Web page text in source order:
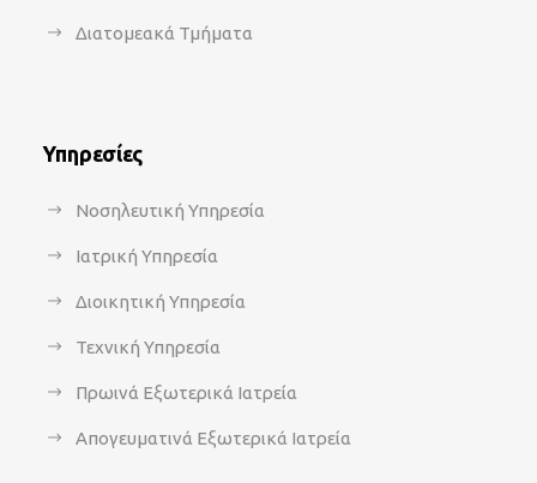
Διατομεακά Τμήματα
Υπηρεσίες
Νοσηλευτική Υπηρεσία
Ιατρική Υπηρεσία
Διοικητική Υπηρεσία
Τεχνική Υπηρεσία
Πρωινά Εξωτερικά Ιατρεία
Απογευματινά Εξωτερικά Ιατρεία